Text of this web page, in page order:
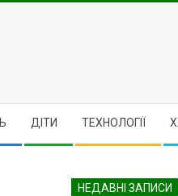
ДІТИ ТЕХНОЛОГІЇ
НЕДАВНІ ЗАПИСИ